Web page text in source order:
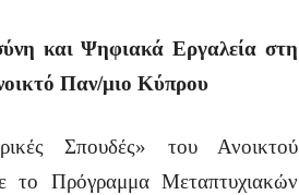
και Ψηφιακά Εργαλεία στη
Παν/μιο Κύπρου
Σπουδές» του Ανοικτού
Πρόγραμμα Μεταπτυχιακών